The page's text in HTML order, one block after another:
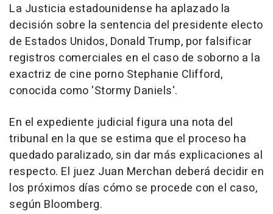
La Justicia estadounidense ha aplazado la
decisión sobre la sentencia del presidente electo
de Estados Unidos, Donald Trump, por falsificar
registros comerciales en el caso de soborno a la
exactriz de cine porno Stephanie Clifford,
conocida como 'Stormy Daniels'.
En el expediente judicial figura una nota del
tribunal en la que se estima que el proceso ha
quedado paralizado, sin dar más explicaciones al
respecto. El juez Juan Merchan deberá decidir en
los próximos días cómo se procede con el caso,
según Bloomberg.